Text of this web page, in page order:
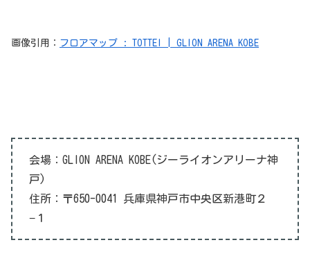
画像引用： フロアマップ : TOTTEI | GLION ARENA KOBE
会場：GLION ARENA KOBE(ジーライオンアリーナ神
戸)
住所：〒650-0041 兵庫県神戸市中央区新港町２
−１